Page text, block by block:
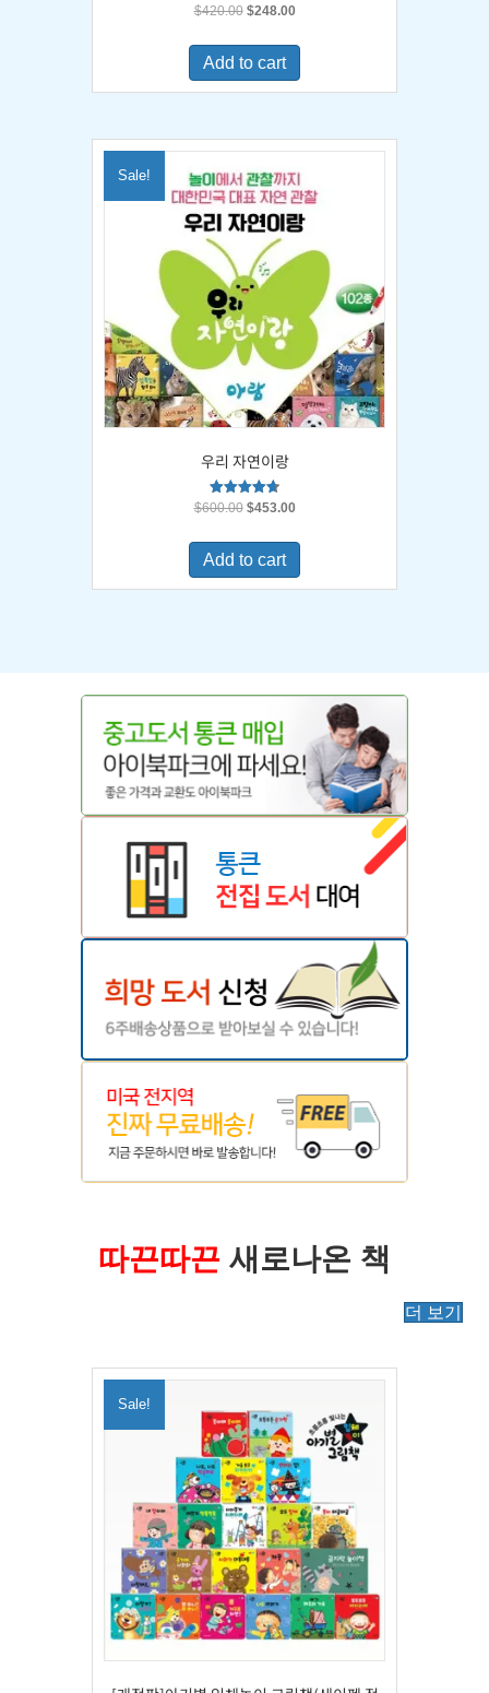
$420.00 Original
was:
$420.00.
$248.00Current
is:
Add to cart
Sale!
우리 자연이랑
Rated
$600.00 Original
was:
$600.00.
$453.00Current
is:
Add to cart
따끈따끈 새로나온 책
더 보기
Sale!